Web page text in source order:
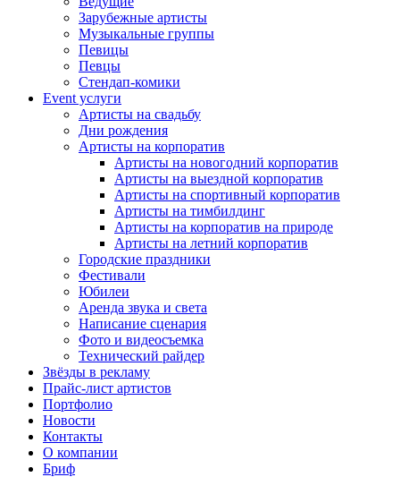
Зарубежные артисты
Музыкальные группы
Певицы
Певцы
Стендап-комики
Event услуги
Артисты на свадьбу
Дни рождения
Артисты на корпоратив
Артисты на новогодний корпоратив
Артисты на выездной корпоратив
Артисты на спортивный корпоратив
Артисты на тимбилдинг
Артисты на корпоратив на природе
Артисты на летний корпоратив
Городские праздники
Фестивали
Юбилеи
Аренда звука и света
Написание сценария
Фото и видеосъемка
Технический райдер
Звёзды в рекламу
Прайс-лист артистов
Портфолио
Новости
Контакты
О компании
Бриф